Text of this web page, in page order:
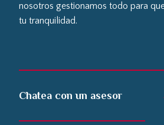
nosotros gestionamos todo para
tu tranquilidad.
Chatea con un asesor